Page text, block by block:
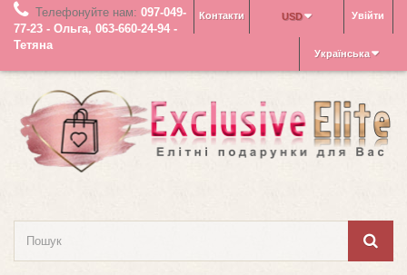
Увійти
USD
Контакти
Телефонуйте нам: 097-049-
77-23 - Ольга, 063-660-24-94 -
Тетяна
Українська